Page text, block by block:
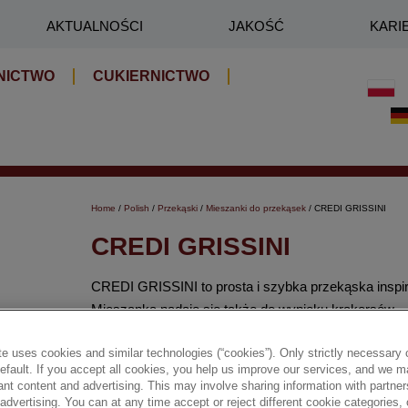
AKTUALNOŚCI JAKOŚĆ
CUKIERNICTWO
Home / Polish / Przekąski/ Mieszanki do przekąsek/ CREDI GRISSINI
CREDI GRISSINI
CREDI GRISSINI to prosta i szybka przekąska
Mieszanka nadaje się także do wypieku krakersów.
✔ Krótki czas przygotowania
✔ Wszechstronność
uses cookies and similar technologies (“cookies”). Only strictly necessary
If you accept all cookies, you help us improve our services, and we
content and advertising. This may involve sharing information with
You can at any time accept or reject different cookie categories,